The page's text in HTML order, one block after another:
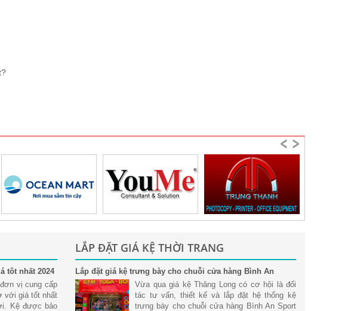
tôt nhất 2024
vị cung cấp
với giá tốt nhất
Kệ được bảo
LẮP ĐẶT GIÁ KỆ THỜI TRANG
Lắp đặt giá kệ trưng bày cho chuỗi cửa hàng Bình An
Sport tại Tp. Hồ Chí MinhVừa qua giá kệ Thăng Long có cơ hội là đối
tác tư vấn, thiết kế và lắp đặt hệ thống kệ
trưng bày cho chuỗi cửa hàng Bình An Sport